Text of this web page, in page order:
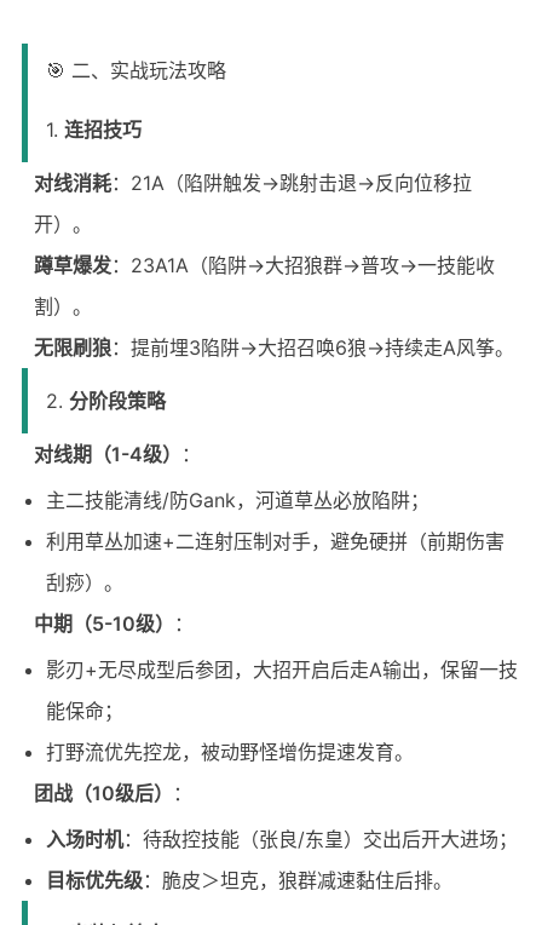
🎯 二、实战玩法攻略
1. 连招技巧
对线消耗：21A（陷阱触发→跳射击退→反向位移拉
开）。
蹲草爆发：23A1A（陷阱→大招狼群→普攻→一技能收
割）。
无限刷狼：提前埋3陷阱→大招召唤6狼→持续走A风筝。
2. 分阶段策略
对线期（1-4级）
：
主二技能清线/防Gank，河道草丛必放陷阱；
利用草丛加速+二连射压制对手，避免硬拼（前期伤害
刮痧）。
中期（5-10级）
：
影刃+无尽成型后参团，大招开启后走A输出，保留一技
能保命；
打野流优先控龙，被动野怪增伤提速发育。
团战（10级后）
：
入场时机：待敌控技能（张良/东皇）交出后开大进场；
目标优先级：脆皮＞坦克，狼群减速黏住后排。